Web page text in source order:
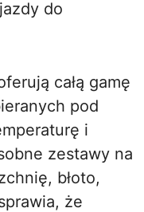
do
całą gamę
pod
i
zestawy na
błoto,
że